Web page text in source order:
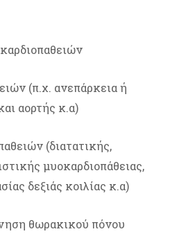
(π.χ. ανεπάρκεια ή
αορτής κ.α)
(διατατικής,
μυοκαρδιοπάθειας,
δεξιάς κοιλίας κ.α)
θωρακικού πόνου